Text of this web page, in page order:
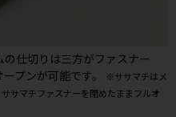
仕切りは三方がファスナー
プンが可能です。
※ササマチはメ
サマチファスナーを閉めたままフルオ